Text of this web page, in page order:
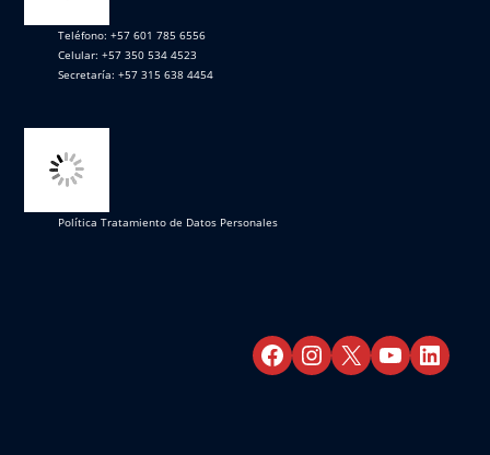
Teléfono: +57 601 785 6556
Celular: +57 350 534 4523
Secretaría: +57 315 638 4454
Política Tratamiento de Datos Personales